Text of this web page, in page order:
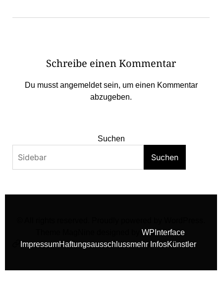
Schreibe einen Kommentar
Du musstangemeldetsein, um einen Kommentar
abzugeben.
Suchen
Suchen
WPInterface.
facebook
ImpressumHaftungsausschlussmehr InfosKünstler